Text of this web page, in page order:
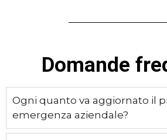
Domande
Ogni quanto va aggiornato il
emergenza aziendale?